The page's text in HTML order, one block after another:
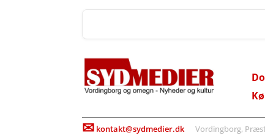
✉ kontakt@sydmedier.dkVordingborg, Præstø,